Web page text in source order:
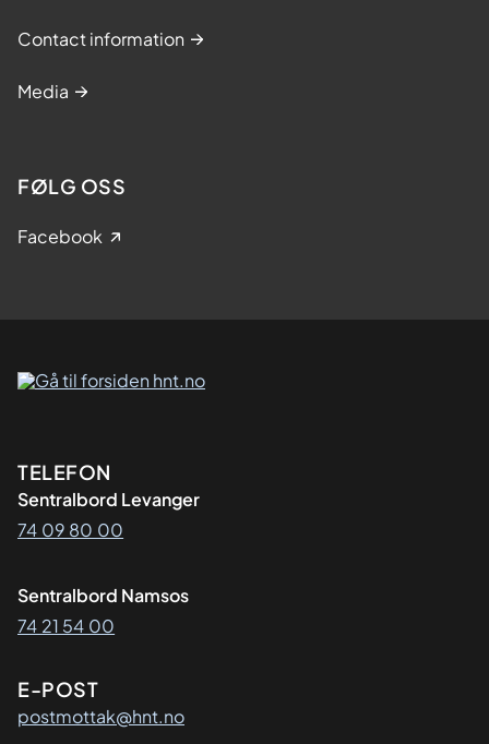
Contact information
Media
FØLG OSS
Facebook
Kontaktinformasjon
TELEFON
Sentralbord Levanger
74 09 80 00
Sentralbord Namsos
74 21 54 00
E-POST
postmottak@hnt.no